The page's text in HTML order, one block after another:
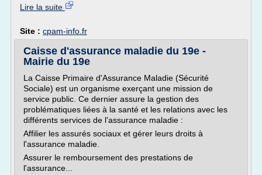
Lire la suite
Site : cpam-info.fr
Caisse d'assurance maladie du 19e -
Mairie du 19e
La Caisse Primaire d'Assurance Maladie (Sécurité
Sociale) est un organisme exerçant une mission de
service public. Ce dernier assure la gestion des
problématiques liées à la santé et les relations avec les
différents services de l'assurance maladie :
Affilier les assurés sociaux et gérer leurs droits à
l'assurance maladie.
Assurer le remboursement des prestations de
l'assurance...